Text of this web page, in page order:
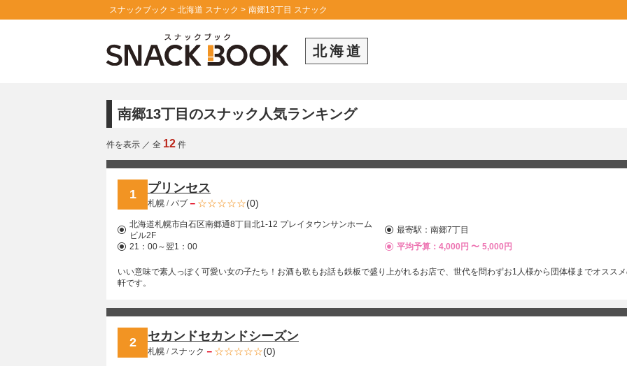
スナックブック 北海道 スナック 南郷13丁目 スナック
北海道
南郷13丁目のスナック人気ランキング
件を表示 ／ 全 12 件
1 プリンセス
札幌 /パブ － (0)
北海道札幌市白石区南郷通8丁目北1-12 プレイタウンサンホーム
ビル2F
最寄駅： 南郷7丁目
21：00～翌1：00
平均予算：4,000円 〜 5,000円
いい意味で素人っぽく可愛い女の子たち！お酒も歌もお話も鉄板で盛り上がれるお店で、世代を問わずお1人様から団体様までオスス
軒です。
2 セカンドセカンドシーズン
札幌 / スナック － (0)